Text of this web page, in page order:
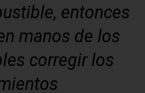
entonces
manos de los
corregir los